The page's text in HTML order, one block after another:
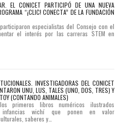
EL CONICET PARTICIPÓ DE UNA NUEVA
“¡CLIC! CONECTA” DE LA FUNDACIÓN
especialistas del Consejo con el
el interés por las carreras STEM en
INVESTIGADORAS DEL CONICET
UNU, LUS, TALES (UNO, DOS, TRES) Y
(CONTANDO ANIMALES)
primeros libros numéricos ilustrados
infancias wichí que ponen en valor
saberes y…